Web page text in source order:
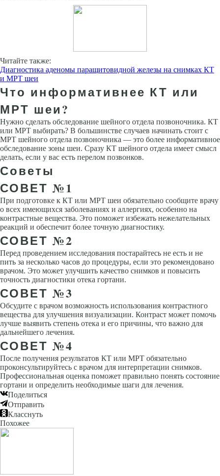
Читайте также:
Диагностика аденомы паращитовидной железы на снимках КТ
и МРТ шеи
Что информативнее КТ или
МРТ шеи?
Нужно сделать обследование шейного отдела позвоночника. КТ
или МРТ выбирать? В большинстве случаев начинать стоит с
МРТ шейного отдела позвоночника — это более информативное
обследование зоны шеи. Сразу КТ шейного отдела имеет смысл
делать, если у вас есть перелом позвонков.
Советы
СОВЕТ №1
При подготовке к КТ или МРТ шеи обязательно сообщите врачу
о всех имеющихся заболеваниях и аллергиях, особенно на
контрастные вещества. Это поможет избежать нежелательных
реакций и обеспечит более точную диагностику.
СОВЕТ №2
Перед проведением исследования постарайтесь не есть и не
пить за несколько часов до процедуры, если это рекомендовано
врачом. Это может улучшить качество снимков и повысить
точность диагностики отека гортани.
СОВЕТ №3
Обсудите с врачом возможность использования контрастного
вещества для улучшения визуализации. Контраст может помочь
лучше выявить степень отека и его причины, что важно для
дальнейшего лечения.
СОВЕТ №4
После получения результатов КТ или МРТ обязательно
проконсультируйтесь с врачом для интерпретации снимков.
Профессиональная оценка поможет правильно понять состояние
гортани и определить необходимые шаги для лечения.
Поделиться
Отправить
Класснуть
Похожее